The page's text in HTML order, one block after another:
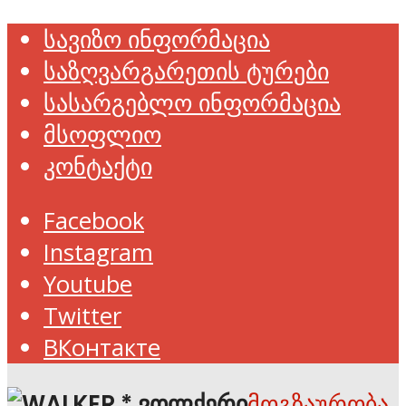
სავიზო ინფორმაცია
საზღვარგარეთის ტურები
სასარგებლო ინფორმაცია
მსოფლიო
კონტაქტი
Facebook
Instagram
Youtube
Twitter
ВКонтакте